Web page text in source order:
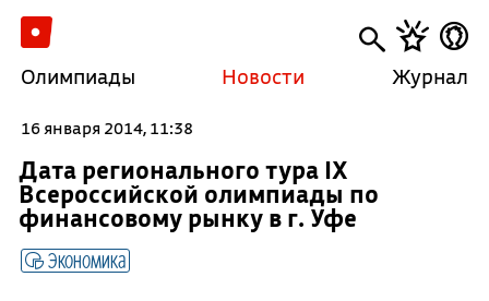
Олимпиады Новости Журнал
16 января 2014, 11:38
Дата регионального тура IX
Всероссийской олимпиады по
финансовому рынку в г. Уфе
Экономика